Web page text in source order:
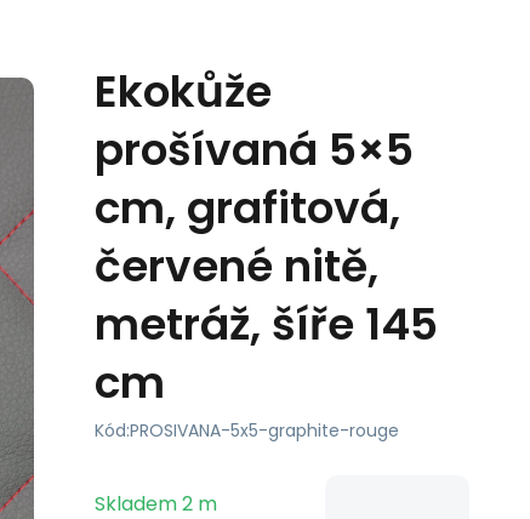
Ekokůže
prošívaná 5×5
cm, grafitová,
červené nitě,
metráž, šíře 145
cm
Kód:PROSIVANA-5x5-graphite-rouge
Skladem2 m